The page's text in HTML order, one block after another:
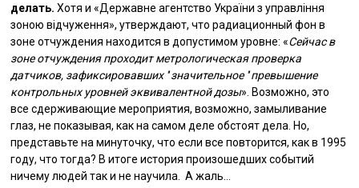
делать. Хотя и «Державне агентство України з управління
зоною відчуження», утверждают, что радиационный фон в
зоне отчуждения находится в допустимом уровне: «Сейчас в
зоне отчуждения проходит метрологическая проверка
датчиков, зафиксировавших ′′ значительное ′′ превышение
контрольных уровней эквивалентной дозы». Возможно, это
все сдерживающие мероприятия, возможно, замыливание
глаз, не показывая, как на самом деле обстоят дела. Но,
представьте на минуточку, что если все повторится, как в 1995
году, что тогда? В итоге история произошедших событий
ничему людей так и не научила. А жаль…